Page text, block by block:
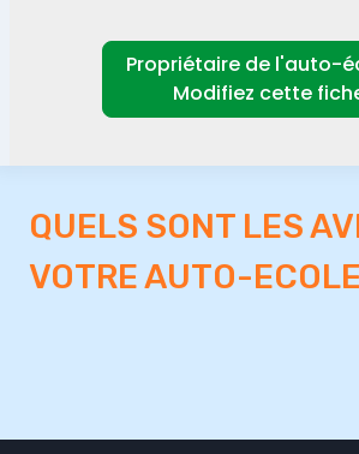
Propriétaire de l'auto-
Modifiez cette
QUELS SONT LES
VOTRE AUTO-